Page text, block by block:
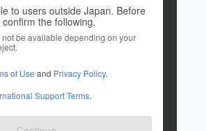
to users outside Japan. Before
the following.
be available depending on your
of Use and Privacy Policy.
Support Terms.
て1件のプロジェクトを投稿しています
鹿児島県
鹿児島県